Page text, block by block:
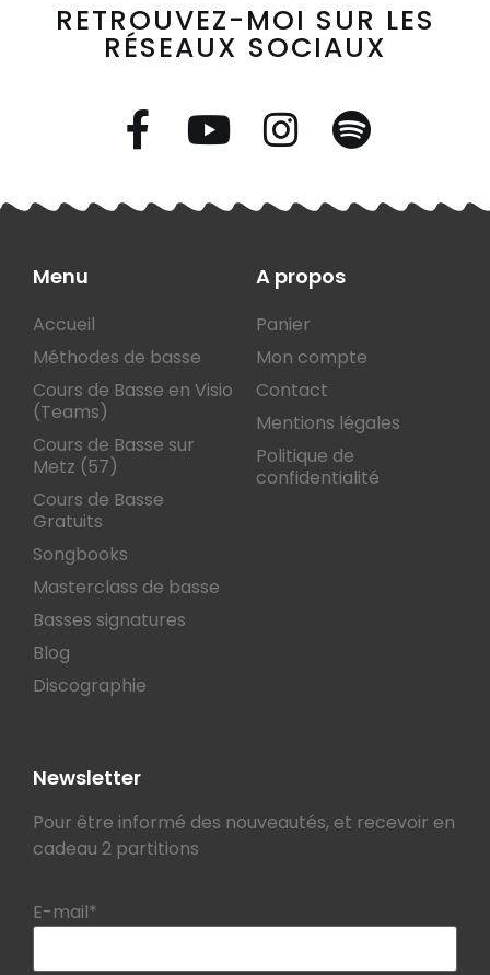
RETROUVEZ-MOI SUR LES
RÉSEAUX SOCIAUX
Menu
Accueil
Méthodes de basse
Cours de Basse en Visio
(Teams)
Cours de Basse sur
Metz (57)
Cours de Basse
Gratuits
Songbooks
Masterclass de basse
Basses signatures
Blog
Discographie
A propos
Panier
Mon compte
Contact
Mentions légales
Politique de
confidentialité
Newsletter
Pour être informé des nouveautés, et recevoir en
cadeau 2 partitions
E-mail*